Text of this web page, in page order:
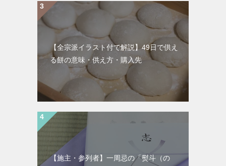
【全宗派イラスト付で解説】49日で供え
る餅の意味・供え方・購入先
【施主・参列者】一周忌の「熨斗（の